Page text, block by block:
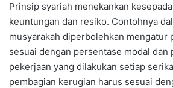
Prinsip syariah menekankan
keuntungan dan resiko. Contohnya
musyarakah diperbolehkan mengatur
sesuai dengan persentase modal dan
pekerjaan yang dilakukan setiap
pembagian kerugian harus sesuai